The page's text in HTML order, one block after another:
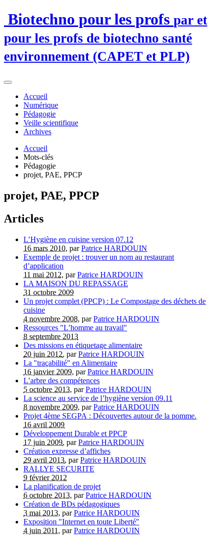
Biotechno pour les profs par et
pour les profs de biotechno santé
environnement (CAPET et PLP)
Accueil
Numérique
Pédagogie
Veille scientifique
Archives
Accueil
Mots-clés
Pédagogie
projet, PAE, PPCP
projet, PAE, PPCP
Articles
L’Hygiène en cuisine version 07.12
16 mars 2010, parPatrice HARDOUIN
Exemple de projet : trouver un nom au restaurant
d’application
11 mai 2012, parPatrice HARDOUIN
LA MAISON DU REPASSAGE
31 octobre 2009
Un projet complet (PPCP) : Le Compostage des déchets de
cuisine
4 novembre 2008, parPatrice HARDOUIN
Ressources "L’homme au travail"
8 septembre 2013
Des missions en étiquetage alimentaire
20 juin 2012, parPatrice HARDOUIN
La "traçabilité" en Alimentaire
16 janvier 2009, parPatrice HARDOUIN
L’arbre des compétences
5 octobre 2013, parPatrice HARDOUIN
La science au service de l’hygiène version 09.11
8 novembre 2009, parPatrice HARDOUIN
Projet 4ème SEGPA : Découvertes autour de la pomme.
16 avril 2009
Développement Durable et PPCP
17 juin 2009, parPatrice HARDOUIN
Création expresse d’affiches
29 avril 2013, parPatrice HARDOUIN
RALLYE SECURITE
9 février 2012
La planification de projet
6 octobre 2013, parPatrice HARDOUIN
Création de BDs pédagogiques
3 mai 2013, parPatrice HARDOUIN
Exposition "Internet en toute Liberté"
4 juin 2011 , parPatrice HARDOUIN